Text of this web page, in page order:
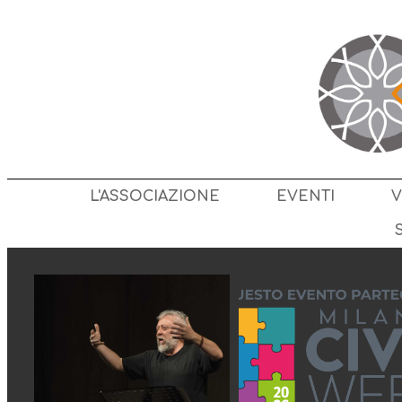
L'ASSOCIAZIONE EVENTI